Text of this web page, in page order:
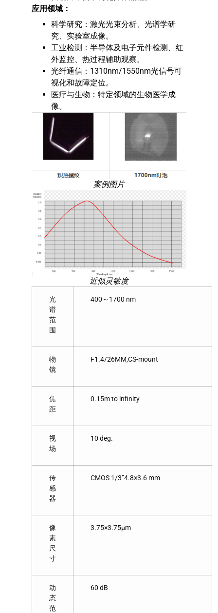
应用领域：
科学研究：激光光束分析、光谱学研
究、实验室成像。
工业检测：半导体及电子元件检测、红
外监控、热过程辅助观察。
光纤通信：1310nm/1550nm光信号可
视化和故障定位。
医疗与生物：特定领域的生物医学成
像。
案例图片
近似灵敏度
光
谱
范
围
400～1700 nm
物
镜
F1.4/26MM,CS-mount
焦
距
0.15m to infinity
视
场
10 deg.
传
感
器
CMOS 1/3”4.8×3.6 mm
像
素
尺
寸
3.75×3.75μm
动
态
范
60 dB